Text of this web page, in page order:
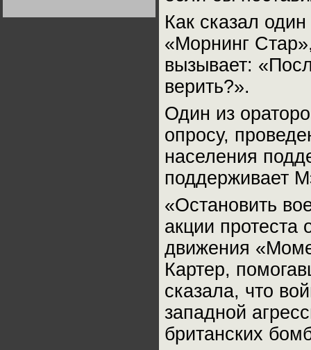
Как сказал
«Морнинг
вызывает:
верить?».
Один из
опросу,
населения
поддерживает
«Остановить
акции протеста
движения
Картер,
сказала, что
западной
британских